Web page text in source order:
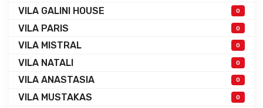
VILA GALINI HOUSE 0
VILA PARIS 0
VILA MISTRAL 0
VILA NATALI 0
VILA ANASTASIA 0
VILA MUSTAKAS 0